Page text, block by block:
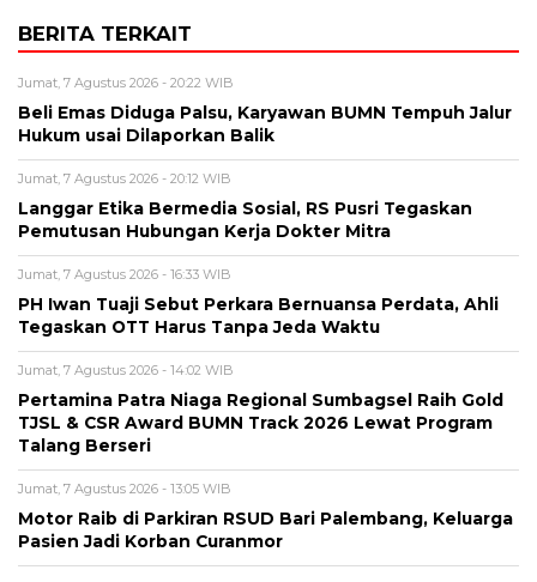
BERITA TERKAIT
Jumat, 7 Agustus 2026 - 20:22 WIB
Beli Emas Diduga Palsu, Karyawan BUMN Tempuh Jalur
Hukum usai Dilaporkan Balik
Jumat, 7 Agustus 2026 - 20:12 WIB
Langgar Etika Bermedia Sosial, RS Pusri Tegaskan
Pemutusan Hubungan Kerja Dokter Mitra
Jumat, 7 Agustus 2026 - 16:33 WIB
PH Iwan Tuaji Sebut Perkara Bernuansa Perdata, Ahli
Tegaskan OTT Harus Tanpa Jeda Waktu
Jumat, 7 Agustus 2026 - 14:02 WIB
Pertamina Patra Niaga Regional Sumbagsel Raih Gold
TJSL & CSR Award BUMN Track 2026 Lewat Program
Talang Berseri
Jumat, 7 Agustus 2026 - 13:05 WIB
Motor Raib di Parkiran RSUD Bari Palembang, Keluarga
Pasien Jadi Korban Curanmor